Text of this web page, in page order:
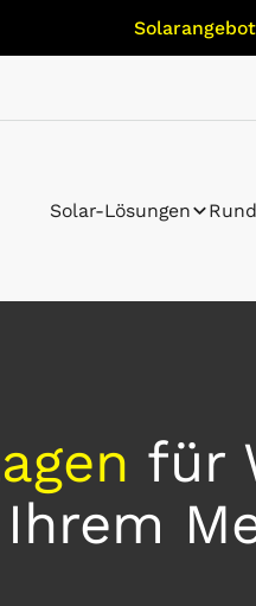
Solar-Lösungen
für